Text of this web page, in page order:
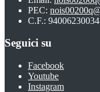
PEC:
C.F.: 94006230034
Seguici su
Facebook
Youtube
Instagram